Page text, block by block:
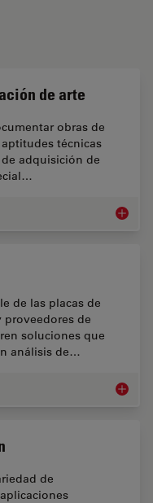
de arte
obras de
técnicas
adquisición de
de las placas de
de
soluciones que
análisis de…
de